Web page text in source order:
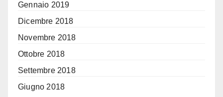
Gennaio 2019
Dicembre 2018
Novembre 2018
Ottobre 2018
Settembre 2018
Giugno 2018